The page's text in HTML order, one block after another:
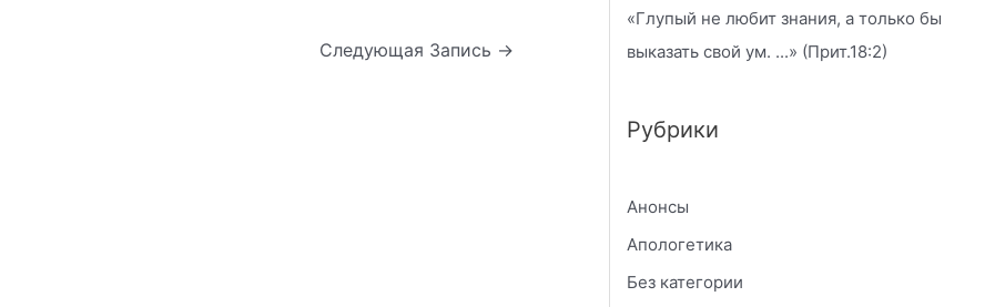
Следующая Запись →
«Глупый не любит знания, а только бы
выказать свой ум. ...» (Прит.18:2)
Рубрики
Анонсы
Апологетика
Без категории